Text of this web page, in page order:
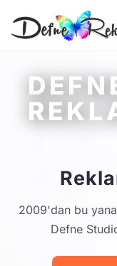
2009'dan bu
Defne